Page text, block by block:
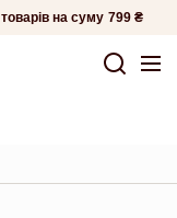
на суму 799 ₴